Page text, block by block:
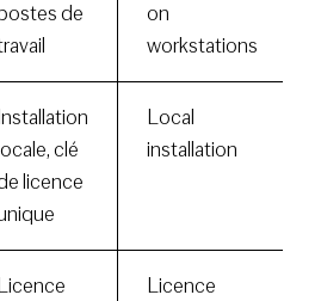
de
on
workstations
Installation
locale, clé
licence
Local
installation
Licence
Licence